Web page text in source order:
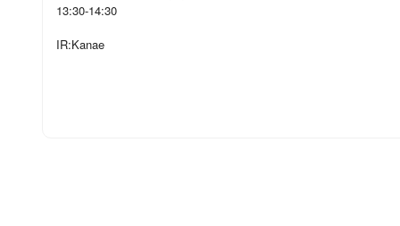
13:30-14:30
IR:Kanae